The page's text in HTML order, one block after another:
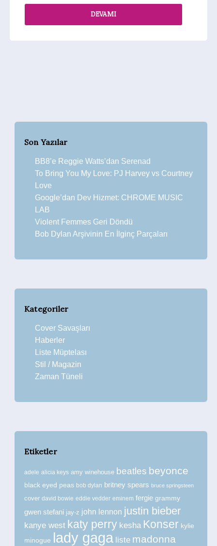
DEVAMI
Son Yazılar
BB8’e Reggie Watts’dan Serenad
To Bring You My Love: PJ Harvey vs Courtney
Love
Google’dan Dev Hizmet: CHROME MUSIC
LAB
Violent Femmes Geri Döndü
Bob Dylan Arşivinin En İlginç Parçaları
Kategoriler
Cover Savaşları
Haberler
Liste Müptelası
Stil / Magazin
Zaman Tüneli
Etiketler
adele alicia keys amy winehouse beatles beyonce
black eyed peas bob dylan britney spears bruce springsteen
cover david bowie eddie vedder eminem fergie grammy
gwen stefani jay-z john lennon justin bieber
kanye west katy perry kesha Konser kylie
minogue lady gaga liste madonna